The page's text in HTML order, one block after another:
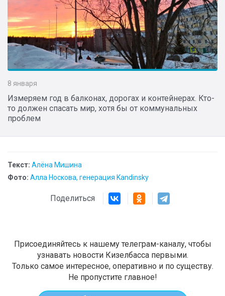
8 января
Измеряем год в балконах, дорогах и контейнерах. Кто-
то должен спасать мир, хотя бы от коммунальных
проблем
Текст: Алёна Мишина
Фото: Алла Носкова, генерация Kandinsky
Поделиться
Присоединяйтесь к нашему телеграм-каналу, чтобы
узнавать новости Кизелбасса первыми.
Только самое интересное, оперативно и по существу.
Не пропустите главное!